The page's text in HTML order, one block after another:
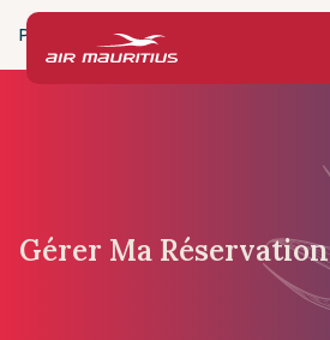
Page d’accueil
Gérer Ma Réservation